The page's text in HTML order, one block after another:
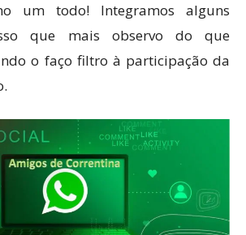
um todo! Integramos alguns
que mais observo do que
o faço filtro à participação da